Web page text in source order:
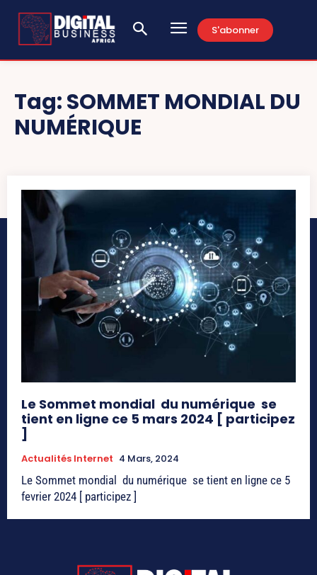
S'abonner
Tag:SOMMET MONDIAL DU
NUMÉRIQUE
Le Sommet mondial du numérique se
tient en ligne ce 5 mars 2024 [ participez
]
Actualités Internet 4 Mars, 2024
Le Sommet mondial du numérique se tient en ligne ce 5
fevrier 2024 [ participez ]